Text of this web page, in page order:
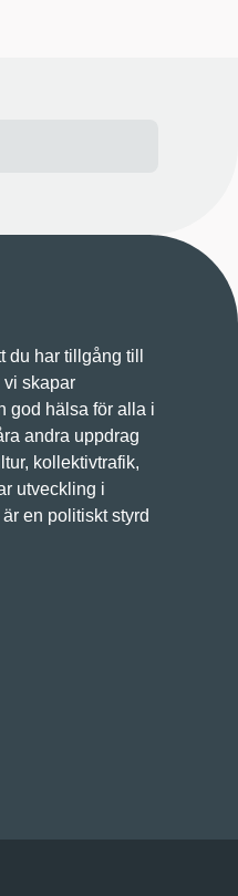
du har tillgång till
vi skapar
god hälsa för alla i
andra uppdrag
kollektivtrafik,
utveckling i
en politiskt styrd